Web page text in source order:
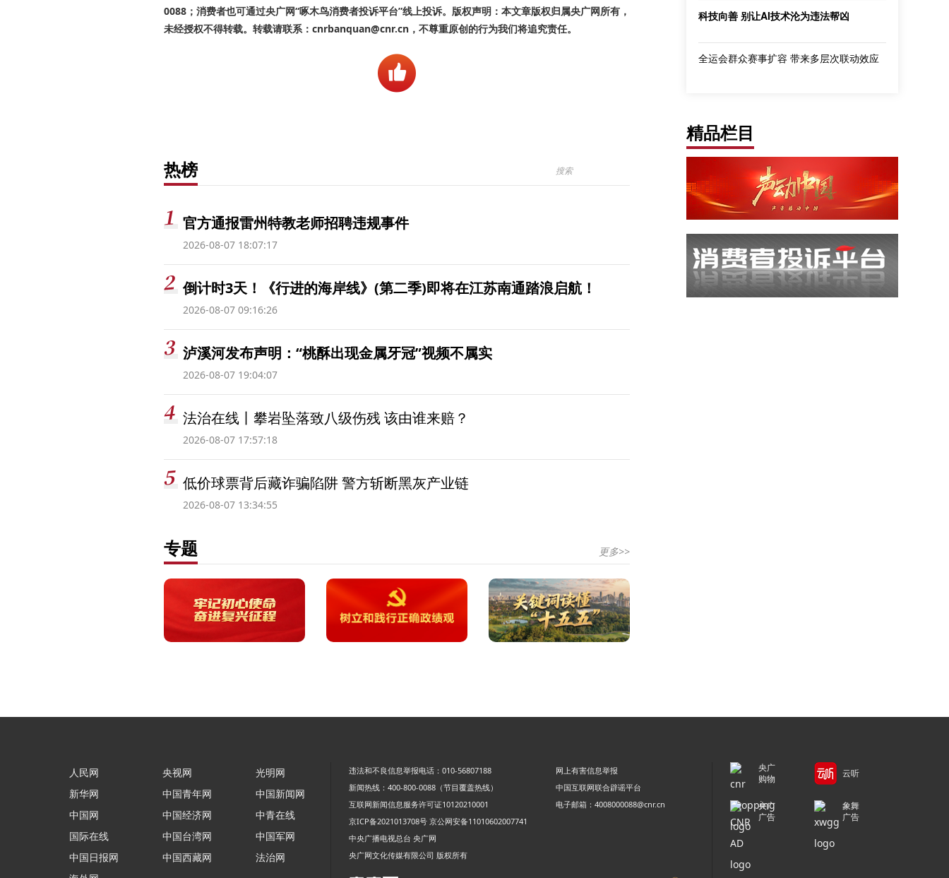
0088；消费者也可通过央广网“啄木鸟消费者投诉平台”线上投诉。版权声明：本文章版权归属央广网所有，
未经授权不得转载。转载请联系：cnrbanquan@cnr.cn，不尊重原创的行为我们将追究责任。
热榜
官方通报雷州特教老师招聘违规事件
2026-08-07 18:07:17
倒计时3天！《行进的海岸线》(第二季)即将在江苏南通踏浪启航！
2026-08-07 09:16:26
泸溪河发布声明：“桃酥出现金属牙冠”视频不属实
2026-08-07 19:04:07
法治在线丨攀岩坠落致八级伤残 该由谁来赔？
2026-08-07 17:57:18
低价球票背后藏诈骗陷阱 警方斩断黑灰产业链
2026-08-07 13:34:55
专题 更多>>
科技向善 别让AI技术沦为违法帮凶
全运会群众赛事扩容 带来多层次联动效应
精品栏目
人民网
新华网
中国网
国际在线
中国日报网
央视网
中国青年网
中国经济网
中国台湾网
中国西藏网
光明网
中国新闻网
中青在线
中国军网
法治网
违法和不良信息举报电话：010-56807188
网上有害信息举报
新闻热线：400-800-0088（节目覆盖热线）
中国互联网联合辟谣平台
互联网新闻信息服务许可证10120210001
电子邮箱：4008000088@cnr.cn
京ICP备2021013708号 京公网安备11010602007741
中央广播电视总台 央广网
央广网文化传媒有限公司 版权所有
央广
购物
云听
央广
广告
象舞
广告